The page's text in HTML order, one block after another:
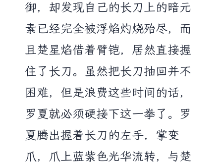
御，却发现自己的长刀上的暗元
素已经完全被浮焰灼烧殆尽，而
且楚星焰借着臂铠，居然直接握
住了长刀。虽然把长刀抽回并不
困难，但是浪费这些时间的话，
罗夏就必须硬接下这一拳了。罗
夏腾出握着长刀的左手，掌变
爪，爪上蓝紫色光华流转，与楚